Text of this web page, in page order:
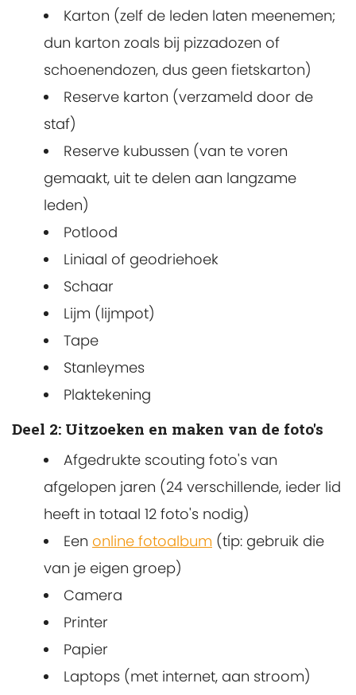
Karton (zelf de leden laten meenemen;
dun karton zoals bij pizzadozen of
schoenendozen, dus geen fietskarton)
Reserve karton (verzameld door de
staf)
Reserve kubussen (van te voren
gemaakt, uit te delen aan langzame
leden)
Potlood
Liniaal of geodriehoek
Schaar
Lijm (lijmpot)
Tape
Stanleymes
Plaktekening
Deel 2: Uitzoeken en maken van de foto's
Afgedrukte scouting foto's van
afgelopen jaren (24 verschillende, ieder lid
heeft in totaal 12 foto's nodig)
Een online fotoalbum (tip: gebruik die
van je eigen groep)
Camera
Printer
Papier
Laptops (met internet, aan stroom)